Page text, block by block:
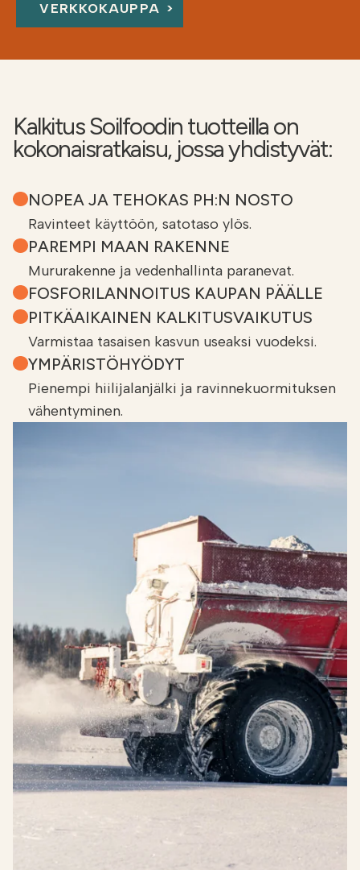
VERKKOKAUPPA
Kalkitus Soilfoodin tuotteilla on
kokonaisratkaisu, jossa yhdistyvät:
NOPEA JA TEHOKAS PH:N NOSTO
Ravinteet käyttöön, satotaso ylös.
PAREMPI MAAN RAKENNE
Mururakenne ja vedenhallinta paranevat.
FOSFORILANNOITUS KAUPAN PÄÄLLE
PITKÄAIKAINEN KALKITUSVAIKUTUS
Varmistaa tasaisen kasvun useaksi vuodeksi.
YMPÄRISTÖHYÖDYT
Pienempi hiilijalanjälki ja ravinnekuormituksen
vähentyminen.